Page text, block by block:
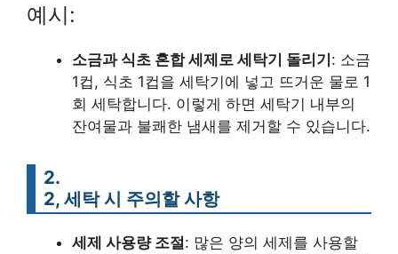
예시:
소금과 식초 혼합 세제로 세탁기 돌리기: 소금
1컵, 식초 1컵을 세탁기에 넣고 뜨거운 물로 1
회 세탁합니다. 이렇게 하면 세탁기 내부의
잔여물과 불쾌한 냄새를 제거할 수 있습니다.
2.
2, 세탁 시 주의할 사항
세제 사용량 조절: 많은 양의 세제를 사용할